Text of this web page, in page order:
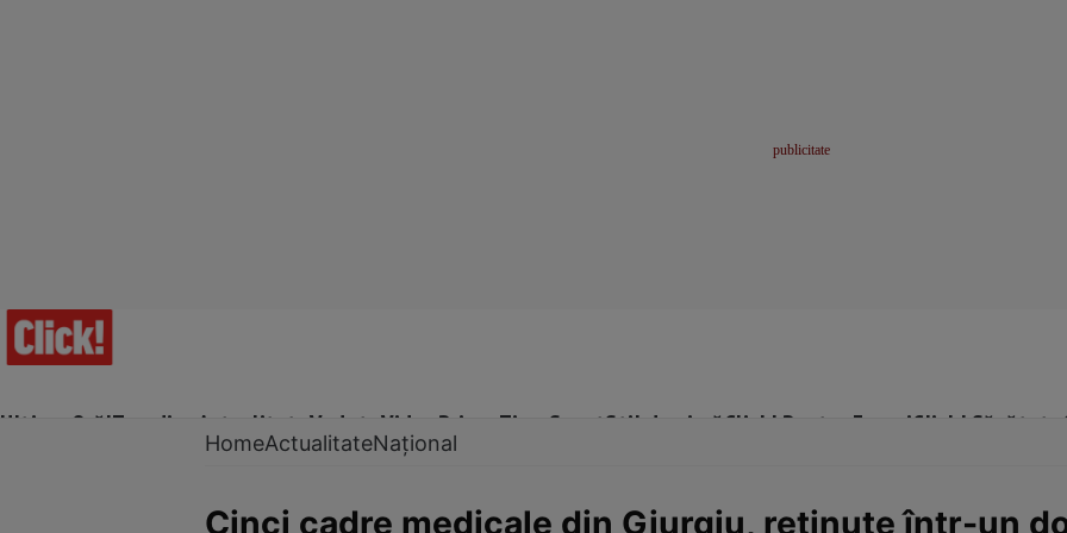
Ultima Oră!Trending Actualitate Vedete Video Prime Time SportStil de viațăClick! Pentru FemeiClick! Sănătate
HomeActualitateNațional
Cinci cadre medicale din Giurgiu, reținute într-un